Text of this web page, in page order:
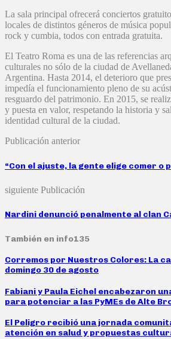
La sala principal ofrecerá conciertos
locales de distintos géneros de música
rock y cumbia, todos con entrada gratuita.
El Teatro Roma es una de las referencias
culturales no sólo de la ciudad de
Argentina. Hasta 2014, el deterioro que
impedía el funcionamiento pleno de su
resguardo del patrimonio. En 2015, se
y puesta en valor, respetando la historia y
identidad cultural de la ciudad.
Publicación anterior
“Con el ajuste, la gente elige comer o
siguiente Publicación
Nardini denunció penalmente al clan
También en info135
Corremos por Nuestros Colores: La
domingo 30 de agosto
Fabiani y Paula Eichel encabezaron
para potenciar a las PyMEs de Alte
El Peligro recibió una jornada
atención en salud y propuestas